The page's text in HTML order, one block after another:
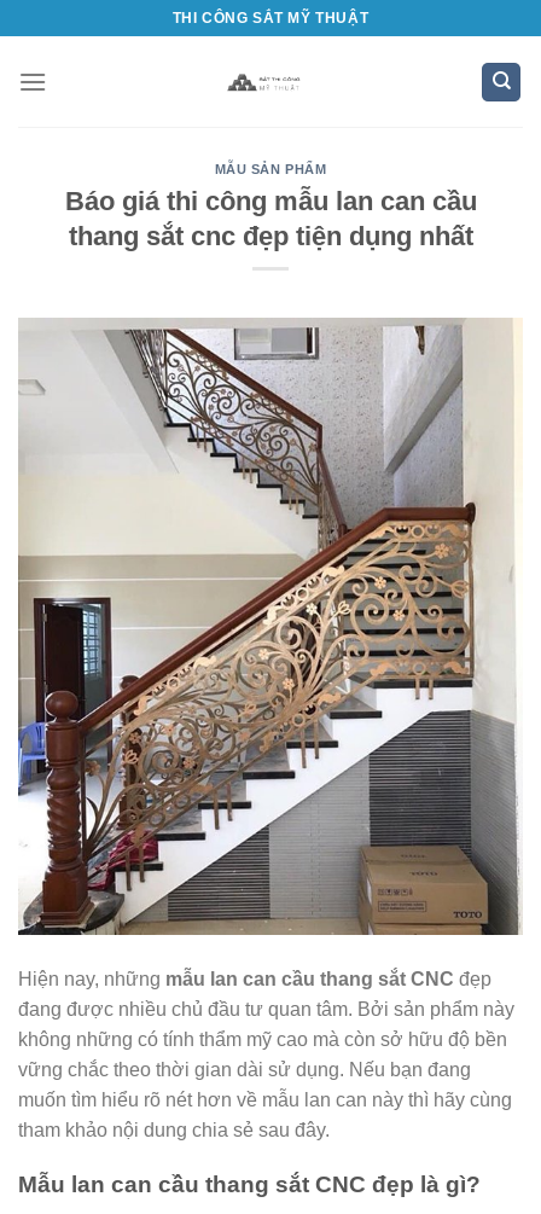
nội
THI CÔNG SẮT MỸ THUẬT
MẪU SẢN PHẨM
Báo giá thi công mẫu lan can cầu
thang sắt cnc đẹp tiện dụng nhất
Hiện nay, những mẫu lan can cầu thang sắt CNC đẹp
đang được nhiều chủ đầu tư quan tâm. Bởi sản phẩm này
không những có tính thẩm mỹ cao mà còn sở hữu độ bền
vững chắc theo thời gian dài sử dụng. Nếu bạn đang
muốn tìm hiểu rõ nét hơn về mẫu lan can này thì hãy cùng
tham khảo nội dung chia sẻ sau đây.
Mẫu lan can cầu thang sắt CNC đẹp là gì?